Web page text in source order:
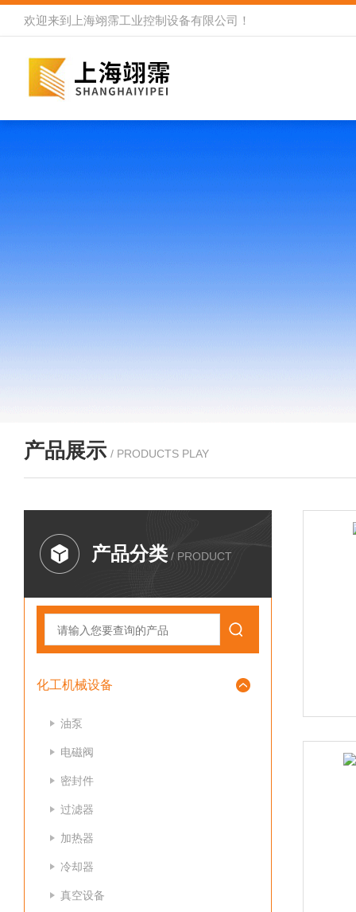
欢迎来到 上海翊霈工业控制设备有限公司 ！
产品展示 / PRODUCTS PLAY
产品分类 / PRODUCT
化工机械设备
油泵
电磁阀
密封件
过滤器
加热器
冷却器
真空设备